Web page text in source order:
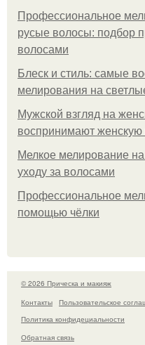
Профессиональное
русые волосы: подбор
волосами
Блеск и стиль: самые
мелирования на
Мужской взгляд на
воспринимают женскую
Мелкое мелирование
уходу за волосами
Профессиональное
помощью чёлки
© 2026 Прическа и макияж
Контакты
Пользовательское
Политика конфидециальности
Обратная связь